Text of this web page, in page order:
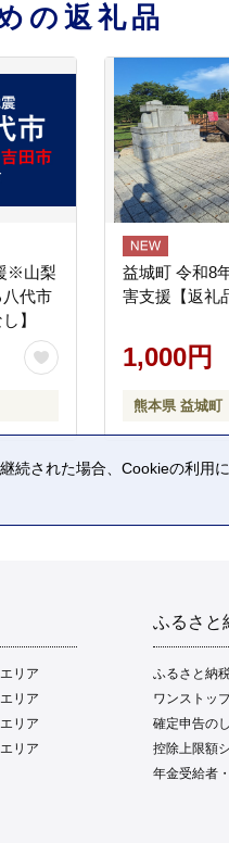
の返礼品
※山梨
代市
】
益城町 令和8
害支援【返礼
1,000円
熊本県 益城町
リア
リア
リア
リア
ふるさと
ふるさと納
ワンストッ
確定申告の
控除上限額
年金受給者
された場合、Cookieの利用